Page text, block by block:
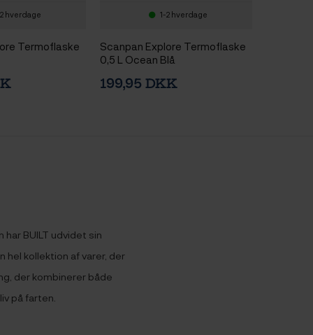
hverdage
Termoflaske
1-2 hverdage
Scanpan Explore Termoflaske
0,5 L Ocean Blå
199,95 DKK
BUILT udvidet sin
hel kollektion af varer, der
der kombinerer både
på farten.